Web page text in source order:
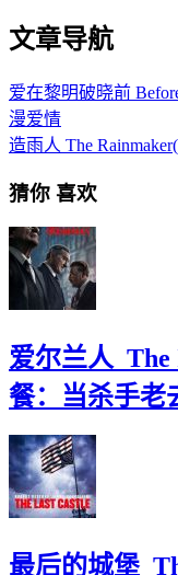
文章导航
爱在黎明破晓前
漫爱情
造雨人 The
猜你 喜欢
爱尔兰人
餐：当杀手老
最后的城堡